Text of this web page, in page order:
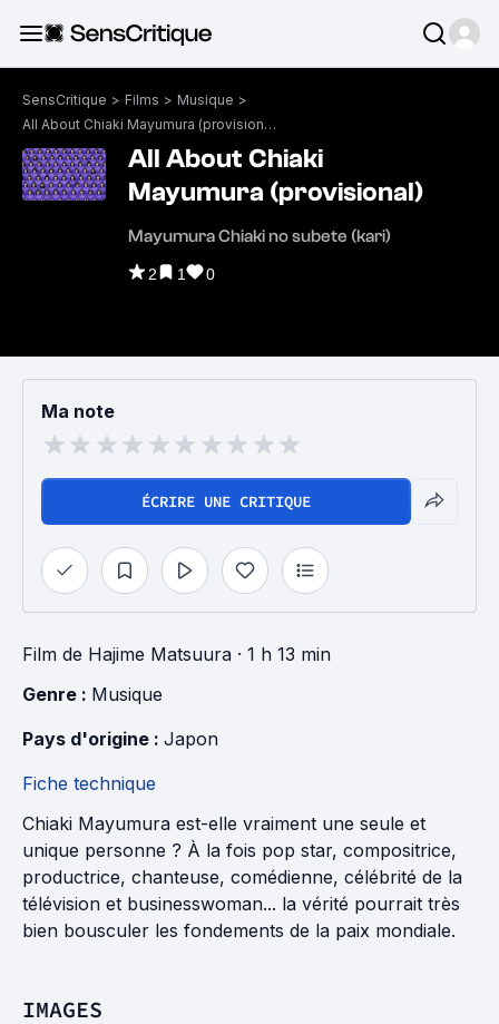
SensCritique > Films > Musique >
All About Chiaki Mayumura (provisional)
All About Chiaki
Mayumura (provisional)
Mayumura Chiaki no subete (kari)
2 1 0
Ma note
ÉCRIRE UNE CRITIQUE
Film de Hajime Matsuura · 1 h 13 min
Genre : Musique
Pays d'origine : Japon
Fiche technique
Chiaki Mayumura est-elle vraiment une seule et
unique personne ? À la fois pop star, compositrice,
productrice, chanteuse, comédienne, célébrité de la
télévision et businesswoman... la vérité pourrait très
bien bousculer les fondements de la paix mondiale.
IMAGES